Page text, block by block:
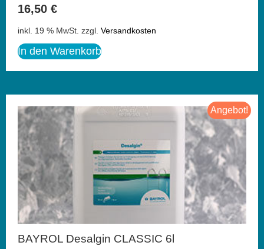
16,50 €
inkl. 19 % MwSt. zzgl. Versandkosten
In den Warenkorb
Angebot!
BAYROL Desalgin CLASSIC 6l